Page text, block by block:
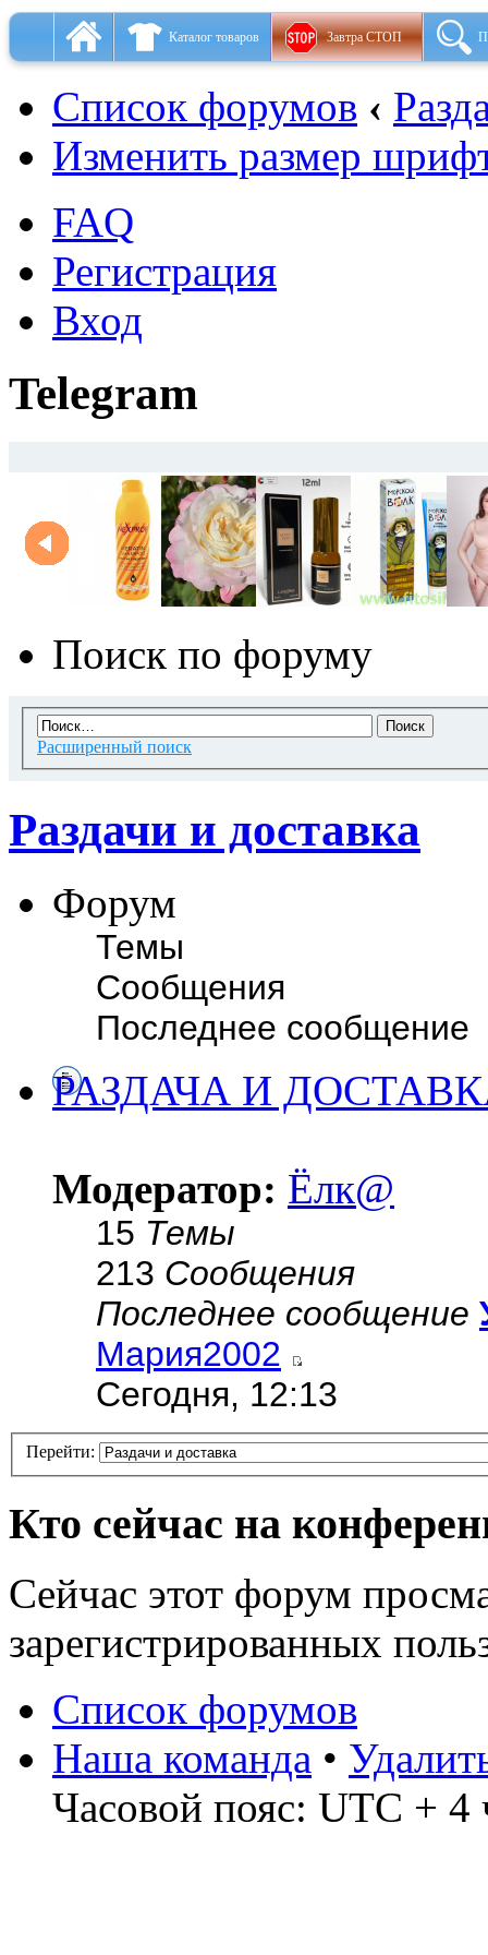
Каталог товаров Завтра СТОП
Список форумов ‹
Изменить размер
FAQ
Регистрация
Вход
Telegram
Поиск по форуму
Расширенный поиск
Раздачи и доставка
Форум
Темы
Сообщения
Последнее сообщение
РАЗДАЧА И
Модератор: Ёлк@
15 Темы
213 Сообщения
Последнее сообщение
Мария2002
Сегодня, 12:13
Перейти:
Кто сейчас на
Сейчас этот форум
зарегистрированных
Список форумов
Наша команда •
Часовой пояс: UTC + 4